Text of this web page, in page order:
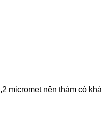
micromet nên thảm có